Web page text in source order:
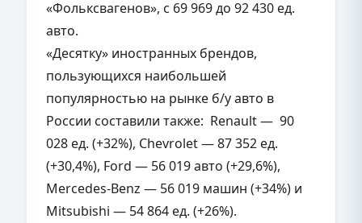
«Фольксвагенов», с 69 969 до 92 430 ед.
авто.
«Десятку» иностранных брендов,
пользующихся наибольшей
популярностью на рынке б/у авто в
России составили также: Renault — 90
028 ед. (+32%), Chevrolet — 87 352 ед.
(+30,4%), Ford — 56 019 авто (+29,6%),
Mercedes-Benz — 56 019 машин (+34%) и
Mitsubishi — 54 864 ед. (+26%).